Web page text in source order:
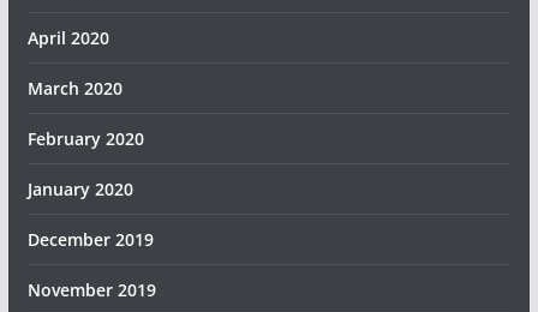
April 2020
March 2020
February 2020
January 2020
December 2019
November 2019